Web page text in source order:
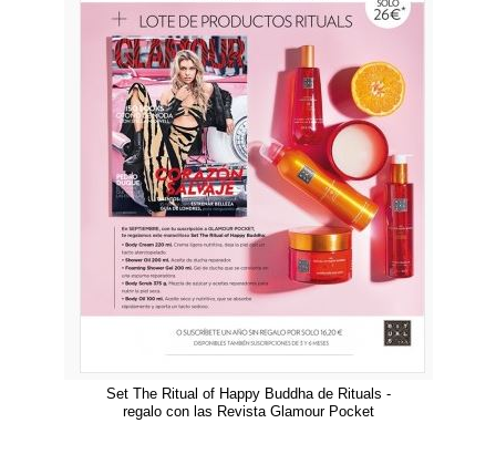
Set The Ritual of Happy Buddha de Rituals -
regalo con las Revista Glamour Pocket